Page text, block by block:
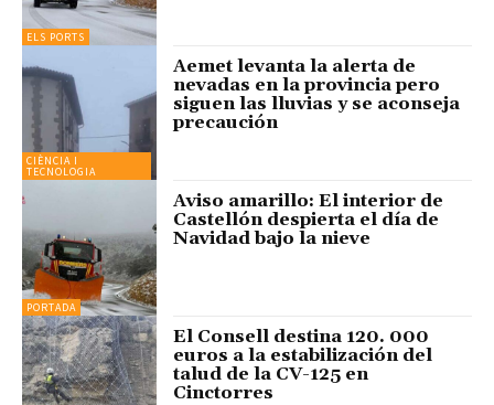
ELS PORTS
CIÈNCIA I
TECNOLOGIA
Aemet levanta la alerta de
nevadas en la provincia pero
siguen las lluvias y se aconseja
precaución
PORTADA
Aviso amarillo: El interior de
Castellón despierta el día de
Navidad bajo la nieve
El Consell destina 120. 000
euros a la estabilización del
talud de la CV-125 en
Cinctorres